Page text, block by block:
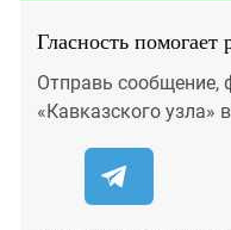
Гласность
Отправь сообщение,
«Кавказского узла»